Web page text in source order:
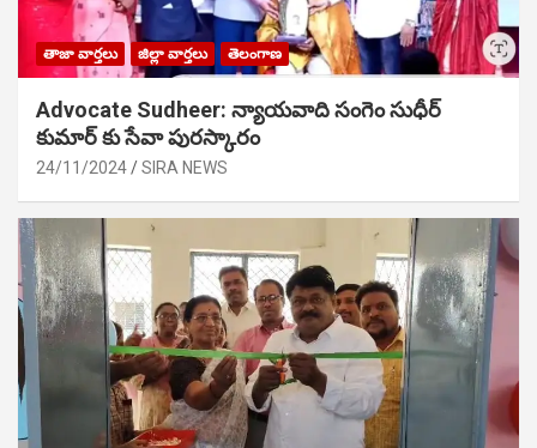
తాజా వార్తలు జిల్లా వార్తలు తెలంగాణ
Advocate Sudheer: న్యాయవాది సంగెం సుధీర్
కుమార్ కు సేవా పురస్కారం
24/11/2024 SIRA NEWS